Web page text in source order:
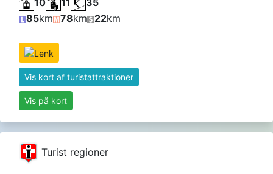
10 11
35
85km 78km 22km
Vis kort af turistattraktioner
Vis på kort
Turist regioner